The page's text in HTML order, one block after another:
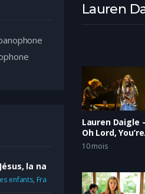
Lauren
Lauren Daigle
Oh Lord, You’re
Beautiful + I
10 mois
la nativité
enfants, Francophone